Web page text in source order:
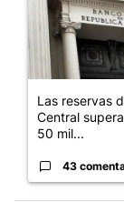
Las reservas
Central
50 mil...
43